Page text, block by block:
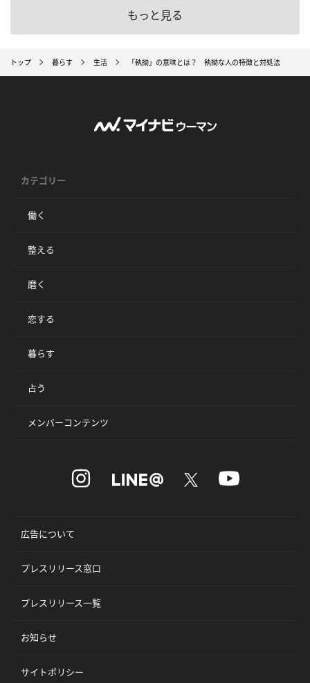
もっと見る
トップ 暮らす 生活 「執拗」の意味とは？ 執拗な人の特徴と対処法
カテゴリー
働く
整える
磨く
恋する
暮らす
占う
メンバーコンテンツ
広告について
プレスリリース窓口
プレスリリース一覧
お知らせ
サイトポリシー